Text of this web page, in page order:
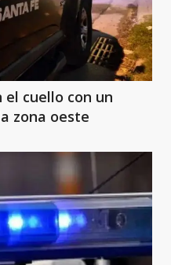
cuello con un
zona oeste